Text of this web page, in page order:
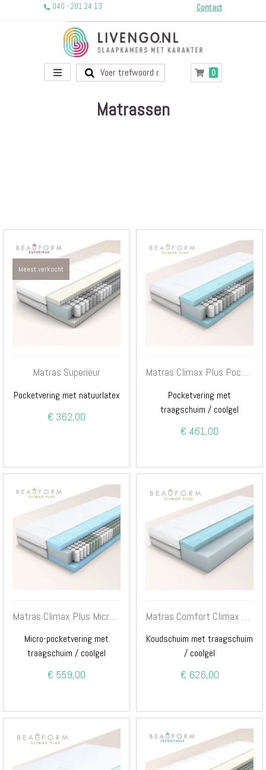
040 - 201 24 13 Contact
Toggle
Winkelwagen
0producten
Matrassen
Meest verkocht
Matras Superieur
Pocketvering met natuurlatex
€ 362,00
Matras Climax Plus Pocketvering
Pocketvering met
traagschuim / coolgel
€ 461,00
Matras Climax Plus Micropocket
Micro-pocketvering met
traagschuim / coolgel
€ 559,00
Matras Comfort Climax Plus
Koudschuim met traagschuim
/ coolgel
€ 626,00